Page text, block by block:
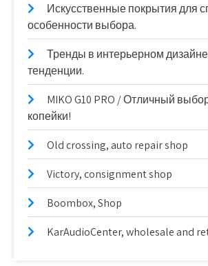
Искусственные покрытия для
особенности выбора.
Тренды в интерьерном
тенденции.
MIKO G10 PRO / Отличный
копейки!
Old crossing, auto repair shop
Victory, consignment shop
Boombox, Shop
KarAudioCenter, wholesale and